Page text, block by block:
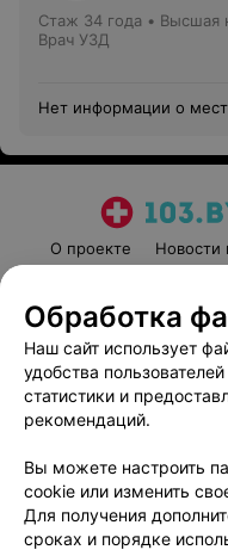
Стаж 34 года • Высшая
Врач УЗД
Нет информации о
О проекте Новости
Пользовательское
Написать
Обработка
Наш сайт использует
удобства
статистики и
рекомендаций.
Вы можете настроить
cookie или изменить
Для получения
сроках и порядке